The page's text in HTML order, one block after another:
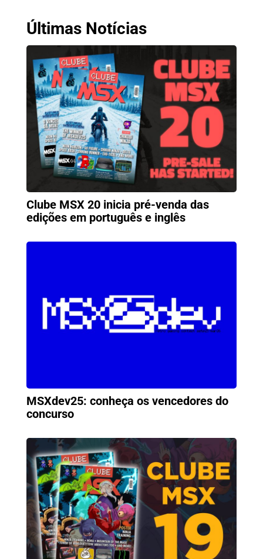
Últimas Notícias
Clube MSX 20 inicia pré-venda das
edições em português e inglês
MSXdev25: conheça os vencedores do
concurso